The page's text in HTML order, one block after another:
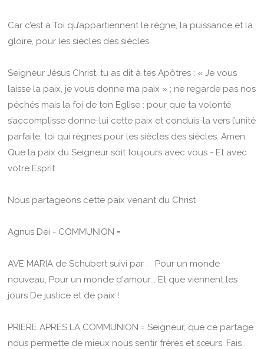
Car c’est à Toi qu’appartiennent le règne, la puissance et la
gloire, pour les siècles des siècles.
Seigneur Jésus Christ, tu as dit à tes Apôtres : « Je vous
laisse la paix, je vous donne ma paix » ; ne regarde pas nos
péchés mais la foi de ton Eglise : pour que ta volonté
s’accomplisse donne-lui cette paix et conduis-la vers l’unité
parfaite, toi qui règnes pour les siècles des siècles. Amen.
Que la paix du Seigneur soit toujours avec vous - Et avec
votre Esprit
Nous partageons cette paix venant du Christ
Agnus Dei - COMMUNION =
AVE MARIA de Schubert suivi par : Pour un monde
nouveau, Pour un monde d'amour... Et que viennent les
jours De justice et de paix !
PRIERE APRES LA COMMUNION = Seigneur, que ce partage
nous permette de mieux nous sentir frères et sœurs. Fais